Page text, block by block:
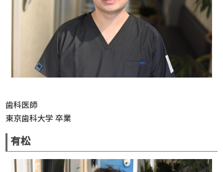
歯科医師
東京歯科大学 卒業
有松